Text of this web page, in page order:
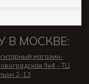
В МОСКВЕ:
магазин-
9к4 - ТЦ
2-13